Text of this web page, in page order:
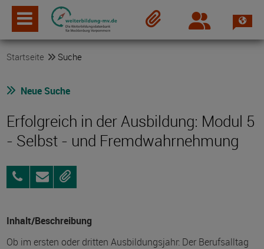
Login
Startseite Suche
Neue Suche
Erfolgreich in der Ausbildung: Modul 5
- Selbst - und Fremdwahrnehmung
0381
8017-
AnfragenMerken
Inhalt/Beschreibung
Ob im ersten oder dritten Ausbildungsjahr: Der Berufsalltag